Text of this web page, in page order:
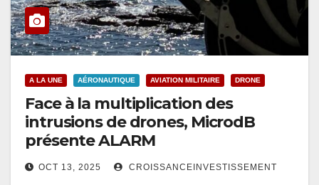
A LA UNE AÉRONAUTIQUE AVIATION MILITAIRE DRONE
Face à la multiplication des
intrusions de drones, MicrodB
présente ALARM
OCT 13, 2025 CROISSANCEINVESTISSEMENT